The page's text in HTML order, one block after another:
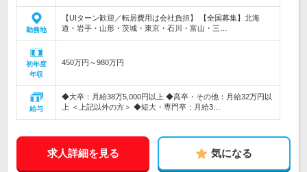
勤務地
【UIターン歓迎／転居費用は会社負担】 【全国募集】北海
道・岩手・山形・茨城・東京・石川・富山・三…
初年度
年収
450万円～980万円
給与
◆大卒：月給38万5,000円以上 ◆高卒・その他：月給32万円以
上 ＜上記以外の方＞ ◆短大・専門卒：月給3…
求人詳細を見る 気になる